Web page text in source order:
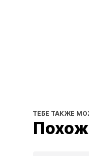
ТЕБЕ ТАКЖЕ